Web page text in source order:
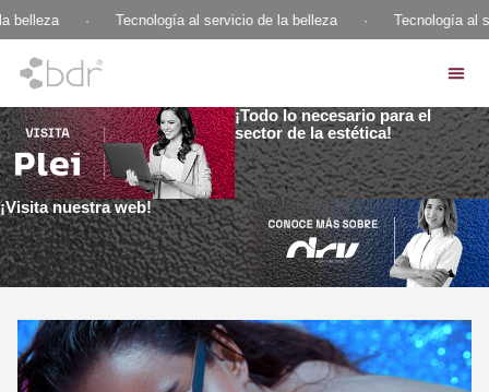
Tecnología al servicio de la belleza Tecnología al
¡Todo lo necesario para el
sector de la estética!
¡Visita nuestra web!